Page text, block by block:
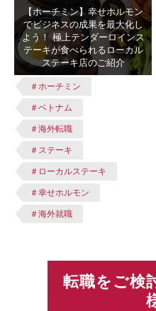
【ホーチミン】幸せホルモン
でビジネスの成果を最大化し
よう！ 極上テンダーロインス
テーキが食べられるローカル
ステーキ店のご紹介
＃ホーチミン
＃ベトナム
＃海外転職
＃ステーキ
＃ローカルステーキ
＃幸せホルモン
＃海外就職
転職をご検